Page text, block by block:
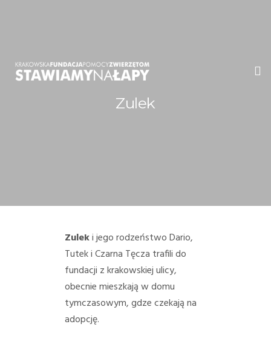
PRZYJACIELE
PORADY/PRAWO
Zulek
Zuleki jego rodzeństwo Dario,
Tutek i Czarna Tęcza trafili do
fundacji z krakowskiej ulicy,
obecnie mieszkają w domu
tymczasowym, gdze czekają na
adopcję.